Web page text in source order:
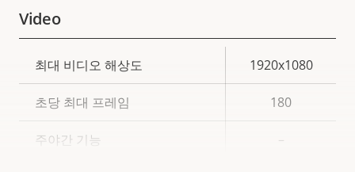
Video
속
성
설
속
성
최대 비디오 해상도 1920x1080
초당 최대 프레임 180
주야간 기능 –